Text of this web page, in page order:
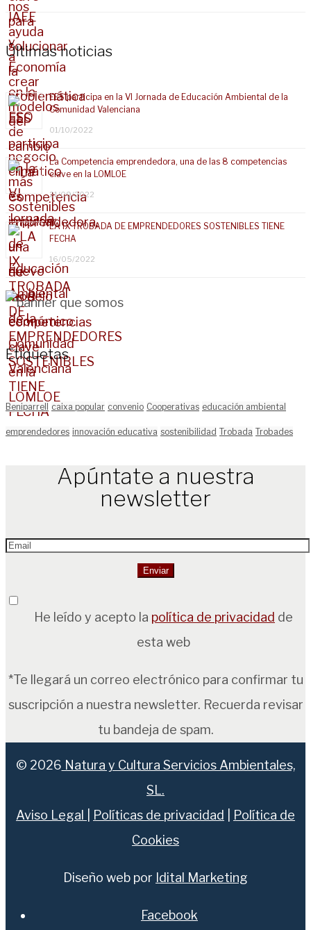
Últimas noticias
EES participa en la VI Jornada de Educación Ambiental de la
Comunidad Valenciana
01/10/2022
La Competencia emprendedora, una de las 8 competencias
clave en la LOMLOE
21/09/2022
LA IX TROBADA DE EMPRENDEDORES SOSTENIBLES TIENE
FECHA
16/05/2022
Etiquetas
Beniparrell caixa popular convenio Cooperativas educación ambiental
emprendedores innovación educativa sostenibilidad Trobada Trobades
Apúntate a nuestra
newsletter
He leído y acepto la política de privacidad de
esta web
*Te llegará un correo electrónico para confirmar tu
suscripción a nuestra newsletter. Recuerda revisar
tu bandeja de spam.
© 2026 Natura y Cultura Servicios Ambientales,
SL.
Aviso Legal
Políticas de privacidad
Política de
Cookies
Diseño web por Idital Marketing
Facebook